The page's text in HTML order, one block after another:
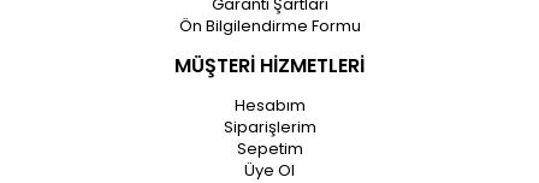
Ön Bilgilendirme Formu
MÜŞTERİ HİZMETLERİ
Hesabım
Siparişlerim
Sepetim
Üye Ol